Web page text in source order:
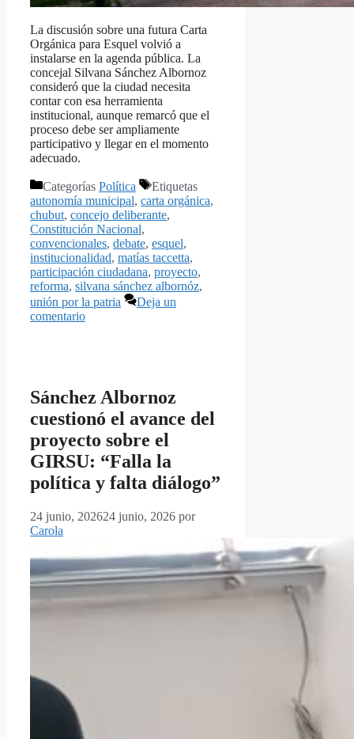
La discusión sobre una futura Carta
Orgánica para Esquel volvió a
instalarse en la agenda pública. La
concejal Silvana Sánchez Albornoz
consideró que la ciudad necesita
contar con esa herramienta
institucional, aunque remarcó que el
proceso debe ser ampliamente
participativo y llegar en el momento
adecuado.
Categorías Política
Etiquetas
autonomía municipal, carta orgánica,
chubut, concejo deliberante,
Constitución Nacional,
convencionales, debate, esquel,
institucionalidad, matías taccetta,
participación ciudadana, proyecto,
reforma, silvana sánchez albornóz,
unión por la patria
Deja un
comentario
Sánchez Albornoz
cuestionó el avance del
proyecto sobre el
GIRSU: “Falla la
política y falta diálogo”
24 junio, 202624 junio, 2026 por
Carola